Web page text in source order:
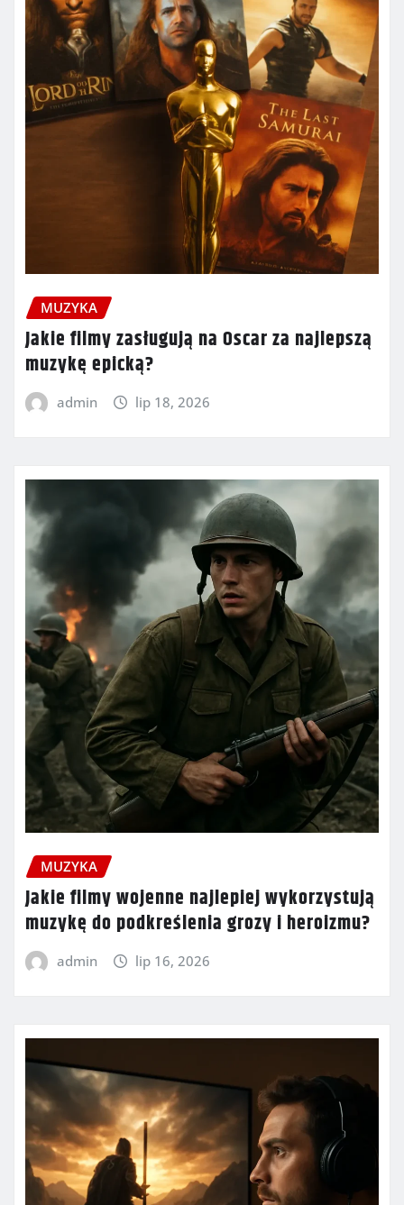
MUZYKA
Jakie filmy zasługują na Oscar za najlepszą
muzykę epicką?
admin lip 18, 2026
MUZYKA
Jakie filmy wojenne najlepiej wykorzystują
muzykę do podkreślenia grozy i heroizmu?
admin lip 16, 2026